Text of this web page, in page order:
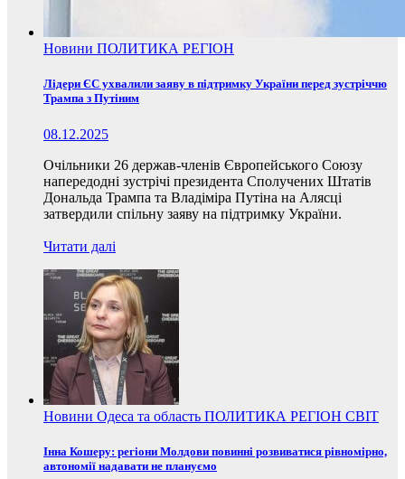
Новини ПОЛИТИКА РЕГІОН
Лідери ЄС ухвалили заяву в підтримку України перед зустріччю
Трампа з Путіним
08.12.2025
Очільники 26 держав-членів Європейського Союзу
напередодні зустрічі президента Сполучених Штатів
Дональда Трампа та Владіміра Путіна на Алясці
затвердили спільну заяву на підтримку України.
Читати далі
Новини Одеса та область ПОЛИТИКА РЕГІОН СВІТ
Інна Кошеру: регіони Молдови повинні розвиватися рівномірно,
автономії надавати не плануємо